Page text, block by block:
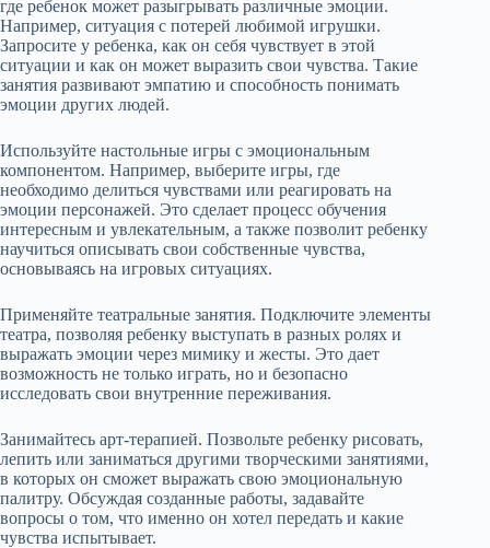
где ребенок может разыгрывать различные эмоции.
Например, ситуация с потерей любимой игрушки.
Запросите у ребенка, как он себя чувствует в этой
ситуации и как он может выразить свои чувства. Такие
занятия развивают эмпатию и способность понимать
эмоции других людей.
Используйте настольные игры с эмоциональным
компонентом. Например, выберите игры, где
необходимо делиться чувствами или реагировать на
эмоции персонажей. Это сделает процесс обучения
интересным и увлекательным, а также позволит ребенку
научиться описывать свои собственные чувства,
основываясь на игровых ситуациях.
Применяйте театральные занятия. Подключите элементы
театра, позволяя ребенку выступать в разных ролях и
выражать эмоции через мимику и жесты. Это дает
возможность не только играть, но и безопасно
исследовать свои внутренние переживания.
Занимайтесь арт-терапией. Позвольте ребенку рисовать,
лепить или заниматься другими творческими занятиями,
в которых он сможет выражать свою эмоциональную
палитру. Обсуждая созданные работы, задавайте
вопросы о том, что именно он хотел передать и какие
чувства испытывает.